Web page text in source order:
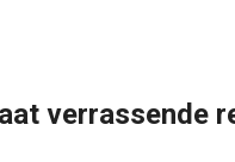
verrassende